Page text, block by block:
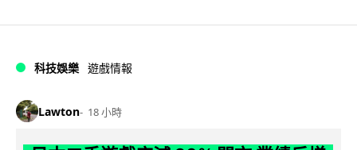
科技娛樂 遊戲情報
Lawton 18 小時